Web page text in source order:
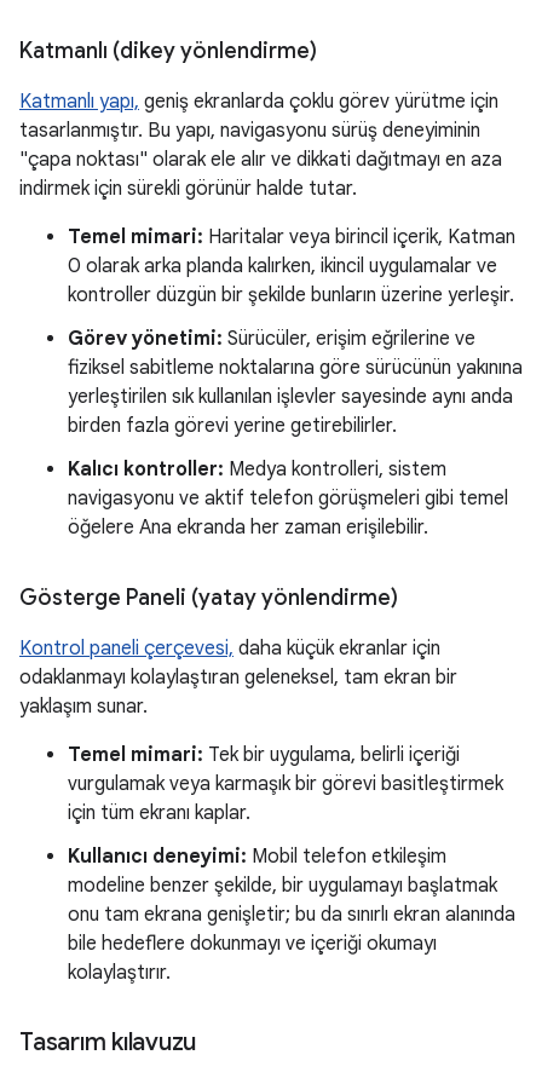
Katmanlı (dikey yönlendirme)
Katmanlı yapı, geniş ekranlarda çoklu görev yürütme için
tasarlanmıştır. Bu yapı, navigasyonu sürüş deneyiminin
"çapa noktası" olarak ele alır ve dikkati dağıtmayı en aza
indirmek için sürekli görünür halde tutar.
Temel mimari: Haritalar veya birincil içerik, Katman
0 olarak arka planda kalırken, ikincil uygulamalar ve
kontroller düzgün bir şekilde bunların üzerine yerleşir.
Görev yönetimi: Sürücüler, erişim eğrilerine ve
fiziksel sabitleme noktalarına göre sürücünün yakınına
yerleştirilen sık kullanılan işlevler sayesinde aynı anda
birden fazla görevi yerine getirebilirler.
Kalıcı kontroller: Medya kontrolleri, sistem
navigasyonu ve aktif telefon görüşmeleri gibi temel
öğelere Ana ekranda her zaman erişilebilir.
Gösterge Paneli (yatay yönlendirme)
Kontrol paneli çerçevesi, daha küçük ekranlar için
odaklanmayı kolaylaştıran geleneksel, tam ekran bir
yaklaşım sunar.
Temel mimari: Tek bir uygulama, belirli içeriği
vurgulamak veya karmaşık bir görevi basitleştirmek
için tüm ekranı kaplar.
Kullanıcı deneyimi: Mobil telefon etkileşim
modeline benzer şekilde, bir uygulamayı başlatmak
onu tam ekrana genişletir; bu da sınırlı ekran alanında
bile hedeflere dokunmayı ve içeriği okumayı
kolaylaştırır.
Tasarım kılavuzu